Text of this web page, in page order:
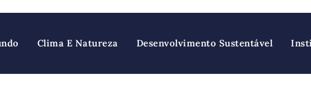
Clima E Natureza Desenvolvimento Sustentável